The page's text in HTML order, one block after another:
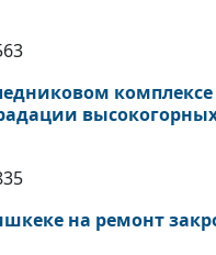
на ремонт